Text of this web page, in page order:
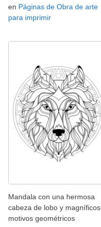
en Páginas de Obra de arte
para imprimir
Mandala con una hermosa
cabeza de lobo y magníficos
motivos geométricos